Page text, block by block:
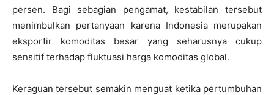
persen. Bagi sebagian pengamat, kestabilan tersebut
menimbulkan pertanyaan karena Indonesia merupakan
eksportir komoditas besar yang seharusnya cukup
sensitif terhadap fluktuasi harga komoditas global.
Keraguan tersebut semakin menguat ketika pertumbuhan